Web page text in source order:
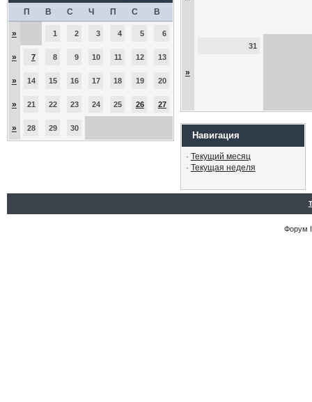
П В С Ч П С В
» 1 2 3 4 5 6
» 7 8 9 10 11 12 13
» 14 15 16 17 18 19 20
» 21 22 23 24 25 26 27
» 28 29 30
»
31
Навигация
· Текущий месяц
· Текущая неделя
Форум